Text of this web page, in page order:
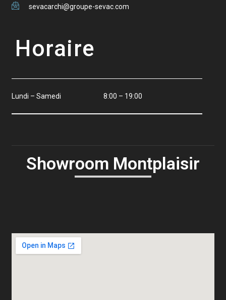
sevacarchi@groupe-sevac.com
Horaire
Lundi – Samedi 8:00 – 19:00
Showroom Montplaisir